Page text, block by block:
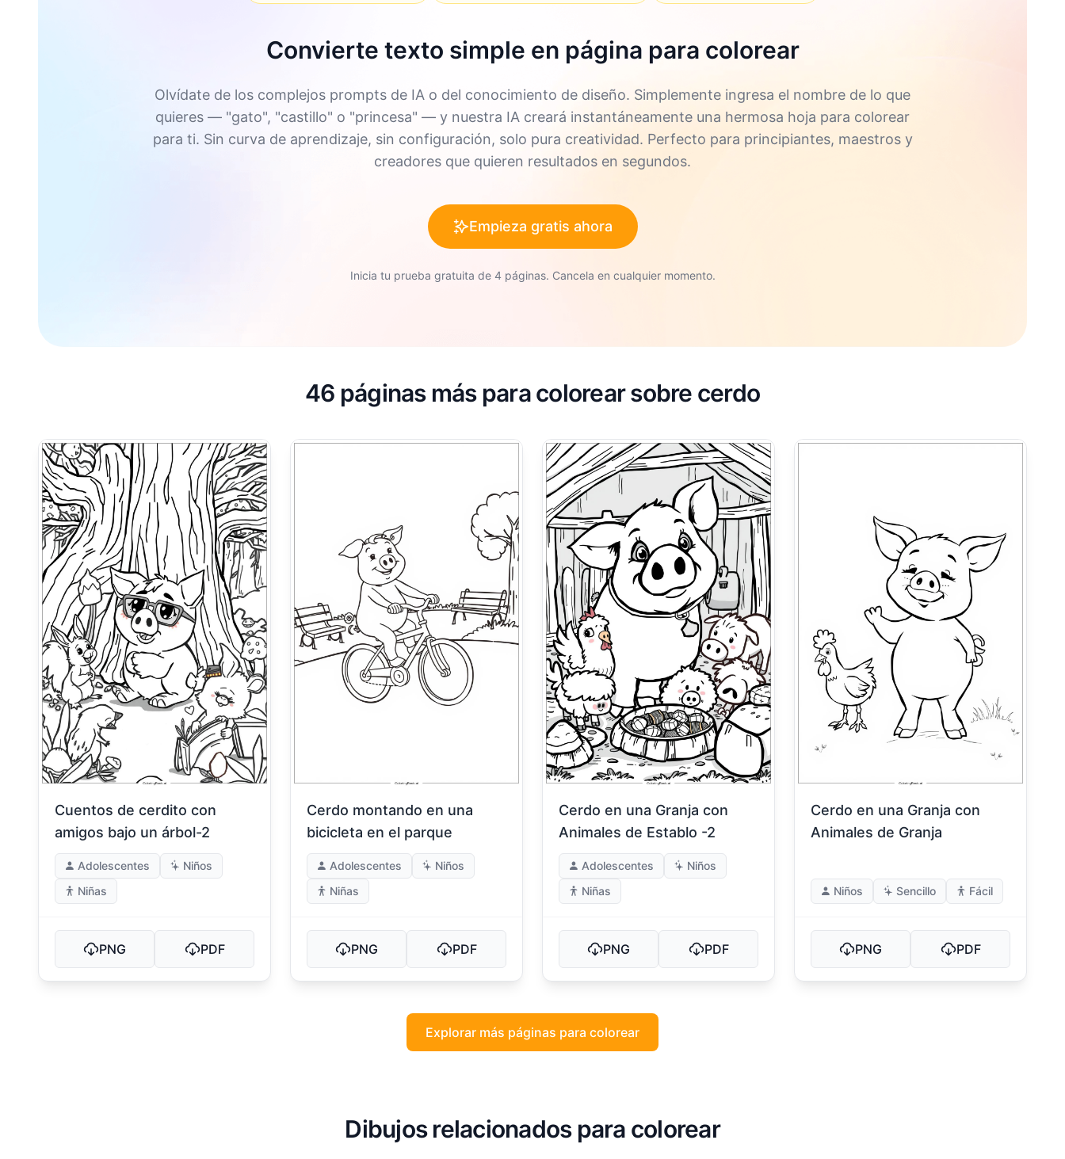
Convierte texto simple en página para colorear
Olvídate de los complejos prompts de IA o del conocimiento de diseño. Simplemente ingresa el nombre de lo que
quieres — "gato", "castillo" o "princesa" — y nuestra IA creará instantáneamente una hermosa hoja para colorear
para ti. Sin curva de aprendizaje, sin configuración, solo pura creatividad. Perfecto para principiantes, maestros y
creadores que quieren resultados en segundos.
Empieza gratis ahora
Inicia tu prueba gratuita de 4 páginas. Cancela en cualquier momento.
46 páginas más para colorear sobre cerdo
Cuentos de cerdito con
amigos bajo un árbol-2
Adolescentes
Niños
Niñas
PNG PDF
Cerdo montando en una
bicicleta en el parque
Adolescentes
Niños
Niñas
PNG PDF
Cerdo en una Granja con
Animales de Establo -2
Adolescentes
Niños
Niñas
PNG PDF
Cerdo en una Granja con
Animales de Granja
Niños Sencillo Fácil
PNG PDF
Explorar más páginas para colorear
Dibujos relacionados para colorear